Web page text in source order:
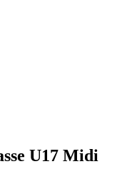
U17 Midi